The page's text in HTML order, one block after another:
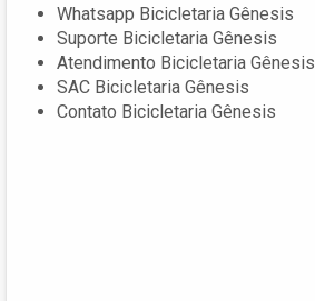
Whatsapp Bicicletaria Gênesis
Suporte Bicicletaria Gênesis
Atendimento Bicicletaria Gênesis
SAC Bicicletaria Gênesis
Contato Bicicletaria Gênesis